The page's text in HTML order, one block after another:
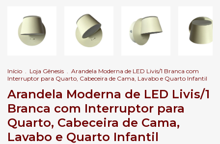
Início Loja Gênesis
Arandela Moderna de LED Livis/1 Branca com
Interruptor para Quarto, Cabeceira de Cama, Lavabo e Quarto Infantil
Arandela Moderna de LED Livis/1
Branca com Interruptor para
Quarto, Cabeceira de Cama,
Lavabo e Quarto Infantil